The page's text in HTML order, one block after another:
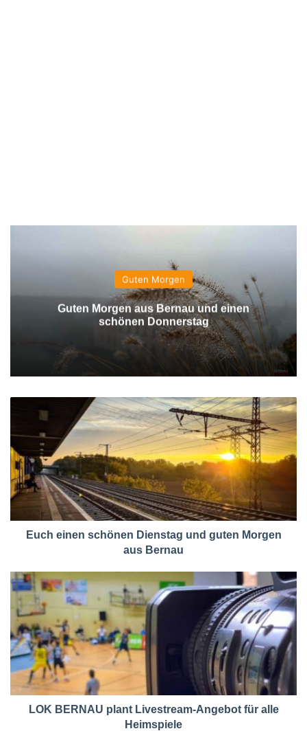
Guten Morgen
Guten Morgen aus Bernau und einen
schönen Donnerstag
Euch einen schönen Dienstag und guten Morgen
aus Bernau
LOK BERNAU plant Livestream-Angebot für alle
Heimspiele